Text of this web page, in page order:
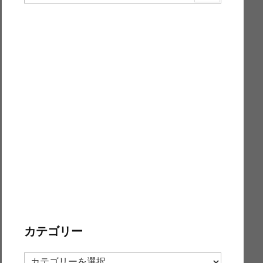
カテゴリー
カ